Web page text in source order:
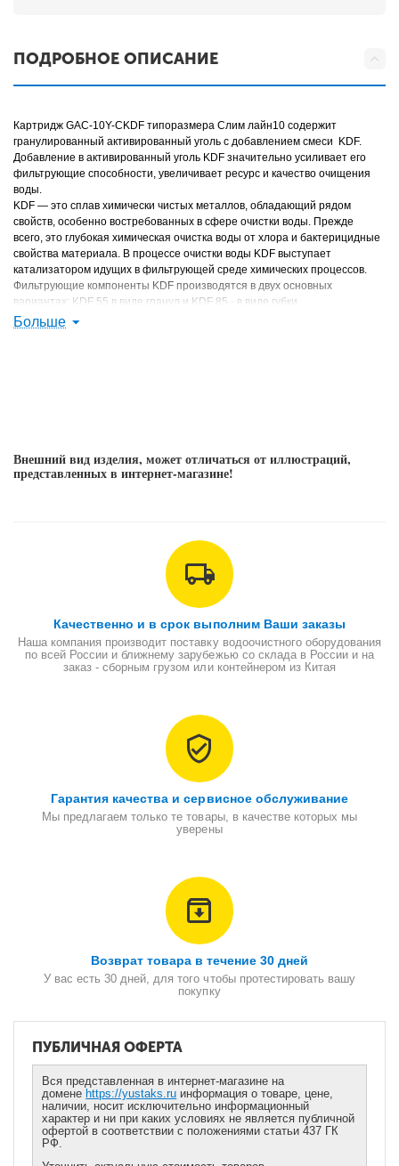
ПОДРОБНОЕ ОПИСАНИЕ
Картридж GAC-10Y-CKDF типоразмера Слим лайн10 содержит
гранулированный активированный уголь с добавлением смеси KDF.
Добавление в активированный уголь KDF значительно усиливает его
фильтрующие способности, увеличивает ресурс и качество очищения
воды.
KDF — это сплав химически чистых металлов, обладающий рядом
свойств, особенно востребованных в сфере очистки воды. Прежде
всего, это глубокая химическая очистка воды от хлора и бактерицидные
свойства материала. В процессе очистки воды KDF выступает
катализатором идущих в фильтрующей среде химических процессов.
Фильтрующие компоненты KDF производятся в двух основных
вариантах: KDF 55 в виде гранул и KDF 85 - в виде губки.
KDF55 внешне представляет собой мелко гранулированную засыпку из
значительное количество окисей железа, сероводорода, свинца, имея
при этом бактериоубивающие и бактериостатическое действие.
Больше
Внешний вид изделия, может отличаться от иллюстраций,
представленных в интернет-магазине!
Качественно и в срок выполним Ваши заказы
Наша компания производит поставку водоочистного оборудования
по всей России и ближнему зарубежью со склада в России и на
заказ - сборным грузом или контейнером из Китая
Гарантия качества и сервисное обслуживание
Мы предлагаем только те товары, в качестве которых мы
уверены
Возврат товара в течение 30 дней
У вас есть 30 дней, для того чтобы протестировать вашу
покупку
ПУБЛИЧНАЯ ОФЕРТА
Вся представленная в интернет-магазине на
домене https://yustaks.ru информация о товаре, цене,
наличии, носит исключительно информационный
характер и ни при каких условиях не является публичной
офертой в соответствии с положениями статьи 437 ГК
РФ.